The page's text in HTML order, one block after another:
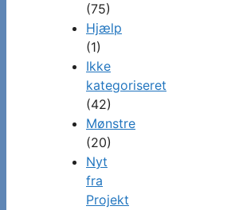
(75)
Hjælp
(1)
Ikke
kategoriseret
(42)
Mønstre
(20)
Nyt
fra
Projekt